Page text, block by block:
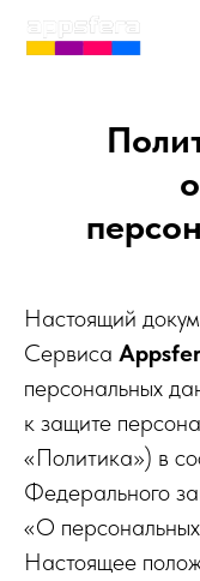
Настоящий
Сервиса
персональных
к защите
«Политика») в
Федерального
«О
Настоящее